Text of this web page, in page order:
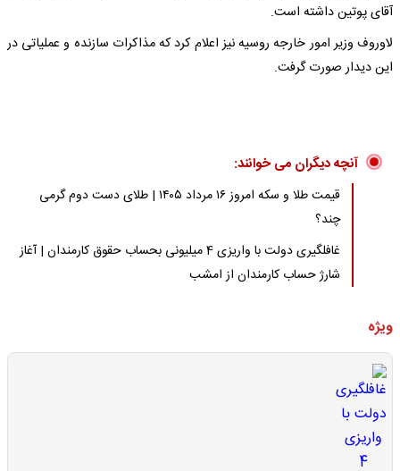
آقای پوتین داشته است.
لاوروف وزیر امور خارجه روسیه نیز اعلام کرد که مذاکرات سازنده و عملیاتی در
این دیدار صورت گرفت.
آنچه دیگران می خوانند:
قیمت طلا و سکه امروز ۱۶ مرداد ۱۴۰۵ | طلای دست دوم گرمی
چند؟
غافلگیری دولت با واریزی 4 میلیونی بحساب حقوق کارمندان | آغاز
شارژ حساب کارمندان از امشب
ویژه